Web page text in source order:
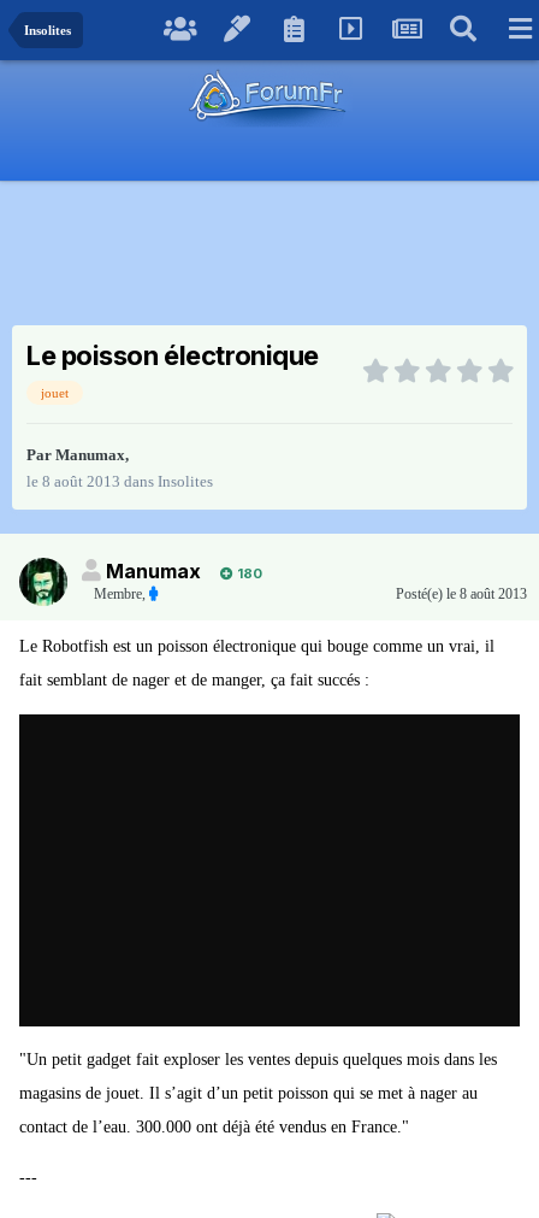
Insolites
Le poisson électronique
jouet
Par Manumax,
le 8 août 2013 dans Insolites
Manumax
180
Membre, Posté(e) le 8 août 2013
Le Robotfish est un poisson électronique qui bouge comme un vrai, il
fait semblant de nager et de manger, ça fait succés :
"Un petit gadget fait exploser les ventes depuis quelques mois dans les
magasins de jouet. Il s’agit d’un petit poisson qui se met à nager au
contact de l’eau. 300.000 ont déjà été vendus en France."
---